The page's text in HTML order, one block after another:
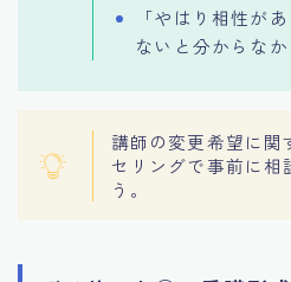
「やはり相性が
ないと分からなか
講師の変更希望に関
セリングで事前に相
う。